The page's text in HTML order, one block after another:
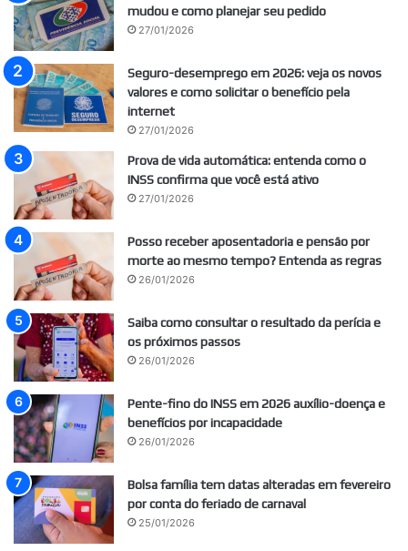
mudou e como planejar seu pedido
27/01/2026
Seguro-desemprego em 2026: veja os novos
valores e como solicitar o benefício pela
internet
27/01/2026
Prova de vida automática: entenda como o
INSS confirma que você está ativo
27/01/2026
Posso receber aposentadoria e pensão por
morte ao mesmo tempo? Entenda as regras
26/01/2026
Saiba como consultar o resultado da perícia e
os próximos passos
26/01/2026
Pente-fino do INSS em 2026 auxílio-doença e
benefícios por incapacidade
26/01/2026
Bolsa família tem datas alteradas em fevereiro
por conta do feriado de carnaval
25/01/2026